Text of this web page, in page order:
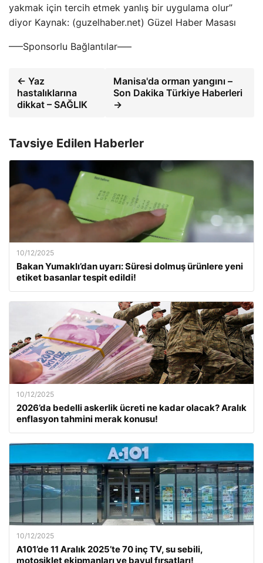
yakmak için tercih etmek yanlış bir uygulama olur”
diyor Kaynak: (guzelhaber.net) Güzel Haber Masası
—–Sponsorlu Bağlantılar—–
← Yaz
hastalıklarına
dikkat – SAĞLIK
Manisa'da orman yangını –
Son Dakika Türkiye Haberleri
→
Tavsiye Edilen Haberler
10/12/2025
Bakan Yumaklı’dan uyarı: Süresi dolmuş ürünlere yeni
etiket basanlar tespit edildi!
10/12/2025
2026’da bedelli askerlik ücreti ne kadar olacak? Aralık
enflasyon tahmini merak konusu!
10/12/2025
A101’de 11 Aralık 2025’te 70 inç TV, su sebili,
motosiklet ekipmanları ve bavul fırsatları!